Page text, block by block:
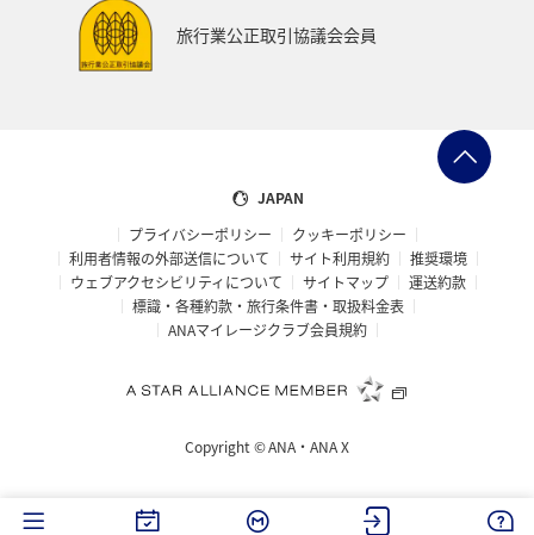
旅行業公正取引協議会会員
JAPAN
プライバシーポリシー
クッキーポリシー
利用者情報の外部送信について
サイト利用規約
推奨環境
ウェブアクセシビリティについて
サイトマップ
運送約款
標識・各種約款・旅行条件書・取扱料金表
ANAマイレージクラブ会員規約
Copyright ©ANA・ANA X